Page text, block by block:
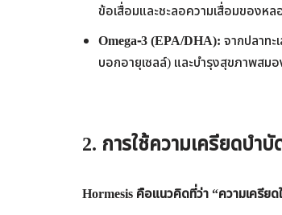
ข้อเสื่อมและชะลอความเสื่อมของหล
Omega-3 (EPA/DHA): จากปลาท
บอกอายุเซลล์) และบำรุงสุขภาพสม
2. การใช้ความเครียดบำบั
Hormesis คือแนวคิดที่ว่า “ความเครีย